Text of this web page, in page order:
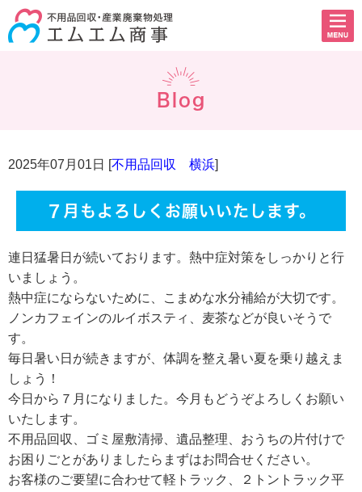
Blog
2025年07月01日 [不用品回収 横浜]
７月もよろしくお願いいたします。
連日猛暑日が続いております。熱中症対策をしっかりと行
いましょう。
熱中症にならないために、こまめな水分補給が大切です。
ノンカフェインのルイボスティ、麦茶などが良いそうで
す。
毎日暑い日が続きますが、体調を整え暑い夏を乗り越えま
しょう！
今日から７月になりました。今月もどうぞよろしくお願い
いたします。
不用品回収、ゴミ屋敷清掃、遺品整理、おうちの片付けで
お困りごとがありましたらまずはお問合せください。
お客様のご要望に合わせて軽トラック、２トントラック平